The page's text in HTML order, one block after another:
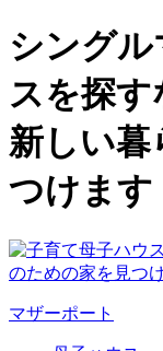
シング
スを探す
新しい暮
つけます
マザーポート